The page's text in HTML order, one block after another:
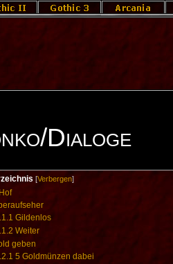
Dialoge
[Verbergen]
Gildenlos
Weiter
geben
5 Goldmünzen dabei